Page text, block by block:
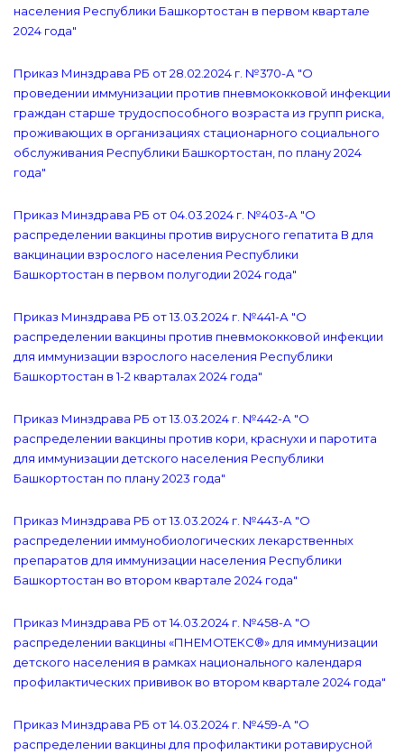
населения Республики Башкортостан в первом квартале
2024 года"
Приказ Минздрава РБ от 28.02.2024 г. №370-А "О
проведении иммунизации против пневмококковой инфекции
граждан старше трудоспособного возраста из групп риска,
проживающих в организациях стационарного социального
обслуживания Республики Башкортостан, по плану 2024
года"
Приказ Минздрава РБ от 04.03.2024 г. №403-А "О
распределении вакцины против вирусного гепатита В для
вакцинации взрослого населения Республики
Башкортостан в первом полугодии 2024 года"
Приказ Минздрава РБ от 13.03.2024 г. №441-А "О
распределении вакцины против пневмококковой инфекции
для иммунизации взрослого населения Республики
Башкортостан в 1-2 кварталах 2024 года"
Приказ Минздрава РБ от 13.03.2024 г. №442-А "О
распределении вакцины против кори, краснухи и паротита
для иммунизации детского населения Республики
Башкортостан по плану 2023 года"
Приказ Минздрава РБ от 13.03.2024 г. №443-А "О
распределении иммунобиологических лекарственных
препаратов для иммунизации населения Республики
Башкортостан во втором квартале 2024 года"
Приказ Минздрава РБ от 14.03.2024 г. №458-А "О
распределении вакцины «ПНЕМОТЕКС®» для иммунизации
детского населения в рамках национального календаря
профилактических прививок во втором квартале 2024 года"
Приказ Минздрава РБ от 14.03.2024 г. №459-А "О
распределении вакцины для профилактики ротавирусной